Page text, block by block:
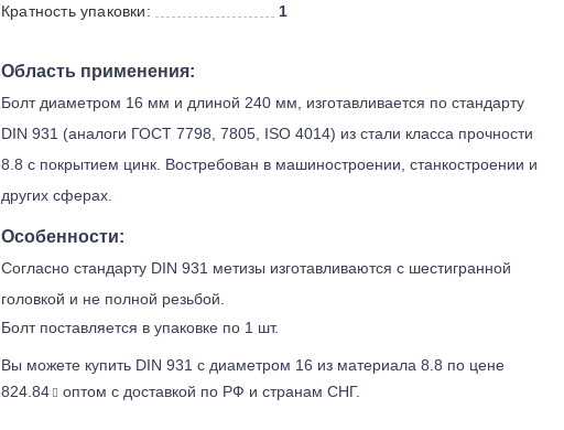
Кратность упаковки: 1
Область применения:
Болт диаметром 16 мм и длиной 240 мм, изготавливается по стандарту
DIN 931 (аналоги ГОСТ 7798, 7805, ISO 4014) из стали класса прочности
8.8 с покрытием цинк. Востребован в машиностроении, станкостроении и
других сферах.
Особенности:
Согласно стандарту DIN 931 метизы изготавливаются с шестигранной
головкой и не полной резьбой.
Болт поставляется в упаковке по 1 шт.
Вы можете купить DIN 931 с диаметром 16 из материала 8.8 по цене
824.84
оптом с доставкой по РФ и странам СНГ.